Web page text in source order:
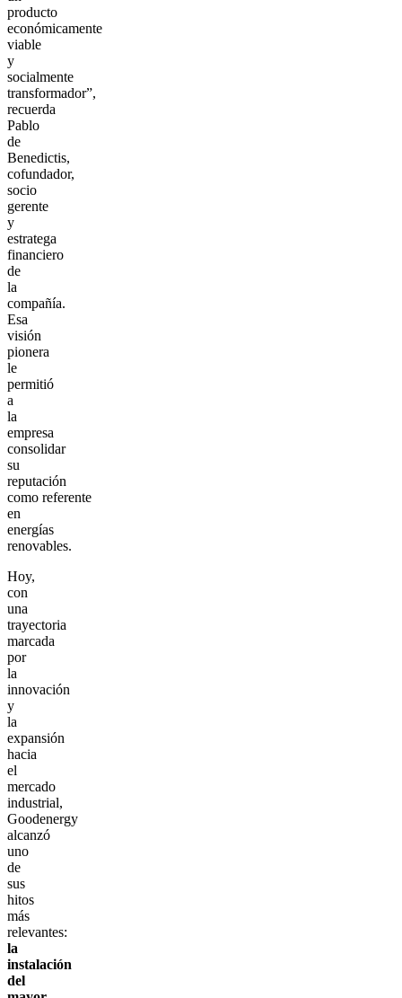
producto
económicamente
viable
y
socialmente
transformador”,
recuerda
Pablo
de
Benedictis,
cofundador,
socio
gerente
y
estratega
financiero
de
la
compañía.
Esa
visión
pionera
le
permitió
a
la
empresa
consolidar
su
reputación
como referente
en
energías
renovables.
Hoy,
con
una
trayectoria
marcada
por
la
innovación
y
la
expansión
hacia
el
mercado
industrial,
Goodenergy
alcanzó
uno
de
sus
hitos
más
relevantes:
la
instalación
del